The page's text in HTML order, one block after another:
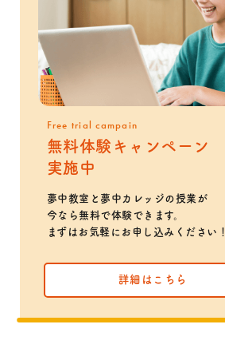
Free trial campain
無料体験キャンペーン
実施中
夢中教室と夢中カレッジの授業が
今なら無料で体験できます。
まずはお気軽にお申し込みください！
詳細はこちら